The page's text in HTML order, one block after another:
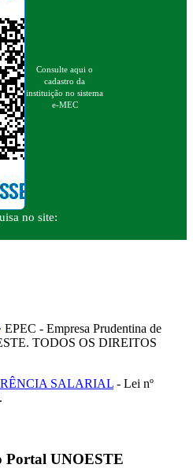
Consulte aqui o
cadastro da
instituição no sistema
e-MEC
no site:
EPEC - Empresa Prudentina de
TODOS OS DIREITOS
SALARIAL - Lei nº
Portal UNOESTE